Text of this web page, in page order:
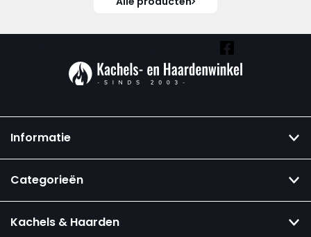
Informatie
Categorieën
Kachels & Haarden